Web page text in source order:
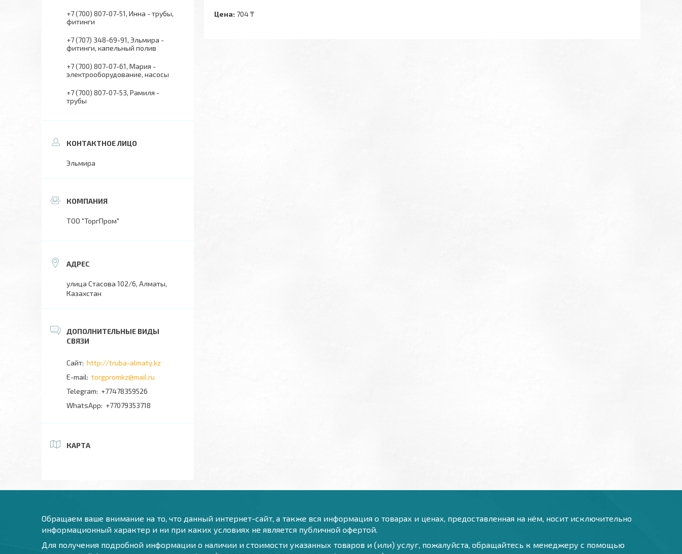
Цена: 704 ₸
+7 (700) 807-07-51 Инна - трубы,
фитинги
+7 (707) 348-69-91 Эльмира -
фитинги, капельный полив
+7 (700) 807-07-61 Мария -
электрооборудование, насосы
+7 (700) 807-07-53 Рамиля -
трубы
Эльмира
ТОО "ТоргПром"
улица Стасова 102/6, Алматы,
Казахстан
http://truba-almaty.kz
torgpromkz@mail.ru
+77478359526
+77079353718
КАРТА
Обращаем ваше внимание на то, что данный интернет-сайт, а также вся информация о товарах и ценах, предоставленная на нём, носит исключительно
информационный характер и ни при каких условиях не является публичной офертой.
Для получения подробной информации о наличии и стоимости указанных товаров и (или) услуг, пожалуйста, обращайтесь к менеджеру с помощью